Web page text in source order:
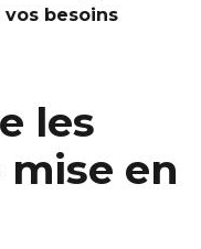
besoins
les
en